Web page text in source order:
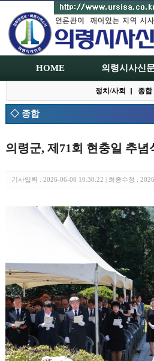
HOME 의령시사신
정치/사회 종합
◇ 종합
의령군, 제71회 현충일 추념
기사입력 : 2026-06-08 10:30:22 | 최종수정 :